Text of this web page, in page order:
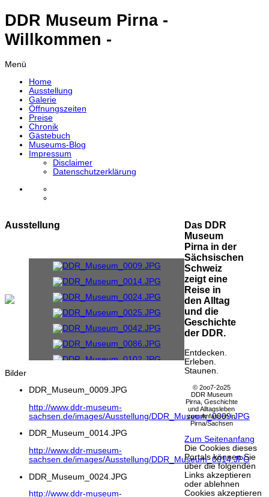
DDR Museum Pirna -
Willkommen -
Menü
Home
Ausstellung
Galerie
Öffnungszeiten
Preise
Chronik
Gästebuch
Museums-Blog
Impressum
Disclaimer
Datenschutzerklärung
Ausstellung
Bilder
DDR_Museum_0009.JPG
http://www.ddr-museum-
sachsen.de/images/Ausstellung/DDR_Museum_0009.JPG
DDR_Museum_0014.JPG
http://www.ddr-museum-
sachsen.de/images/Ausstellung/DDR_Museum_0014.JPG
DDR_Museum_0024.JPG
http://www.ddr-museum-
Das DDR
Museum
Pirna in der
Sächsischen
Schweiz
zeigt eine
Reise in
den Alltag
und die
Geschichte
der DDR.
Entdecken.
Erleben.
Staunen.
© 2oo7-2o25
DDR Museum
Pirna, Geschichte
und Alltagsleben
zum Anfassen in
Pirna/Sachsen
Zum Seitenanfang
Die Cookies dieses
Portals können Sie
über die folgenden
Links akzeptieren
oder ablehnen
Cookies akzeptieren